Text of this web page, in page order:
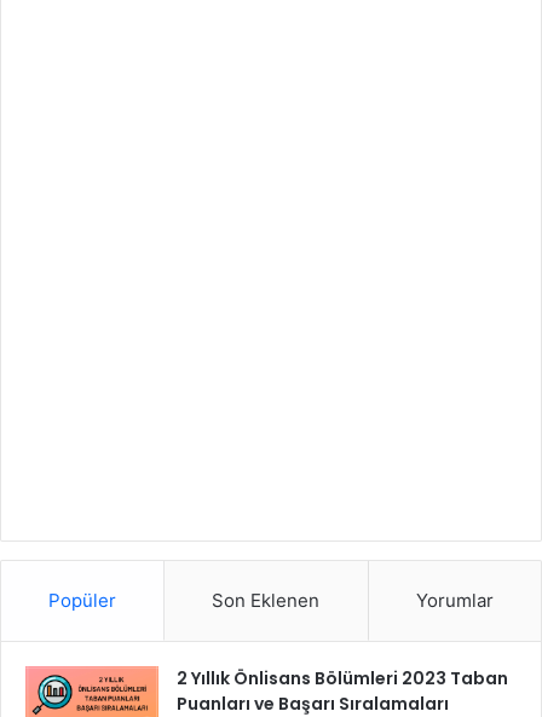
Popüler Son Eklenen Yorumlar
2 Yıllık Önlisans Bölümleri 2023 Taban
Puanları ve Başarı Sıralamaları